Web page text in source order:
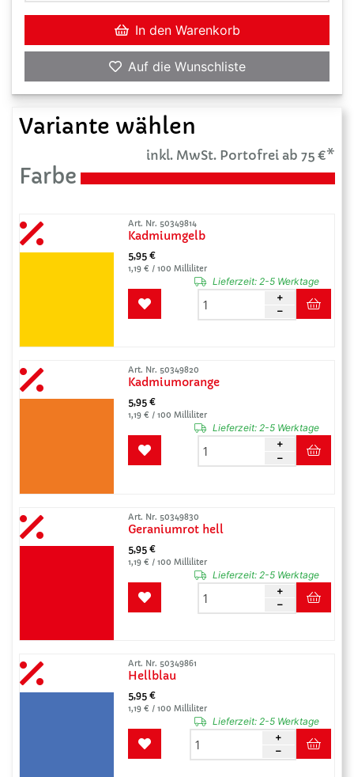
In den Warenkorb
Auf die Wunschliste
Variante wählen
inkl. MwSt. Portofrei ab 75 €*
Farbe
Art. Nr. 50349814
Kadmiumgelb
5,95 €
1,19 € / 100 Milliliter
Lieferzeit:2-5 Werktage
Art. Nr. 50349820
Kadmiumorange
5,95 €
1,19 € / 100 Milliliter
Lieferzeit:2-5 Werktage
Art. Nr. 50349830
Geraniumrot hell
5,95 €
1,19 € / 100 Milliliter
Lieferzeit:2-5 Werktage
Art. Nr. 50349861
Hellblau
5,95 €
1,19 € / 100 Milliliter
Lieferzeit:2-5 Werktage